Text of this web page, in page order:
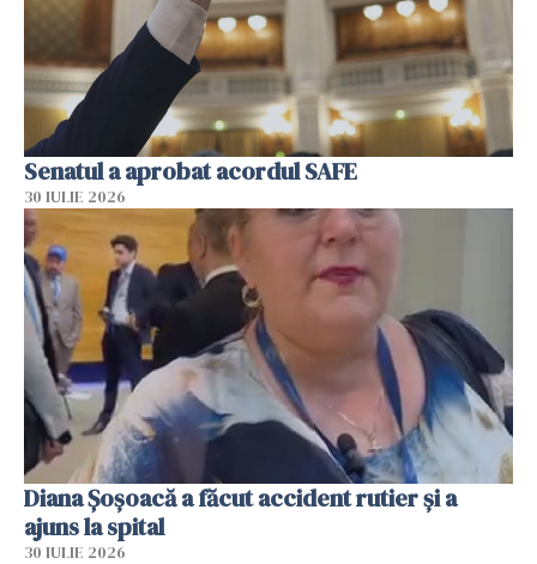
Senatul a aprobat acordul SAFE
30 IULIE 2026
Diana Șoșoacă a făcut accident rutier și a
ajuns la spital
30 IULIE 2026